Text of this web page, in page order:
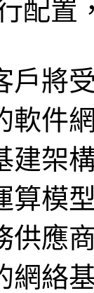
配置
戶將
軟件
建架
算模
供應
網絡